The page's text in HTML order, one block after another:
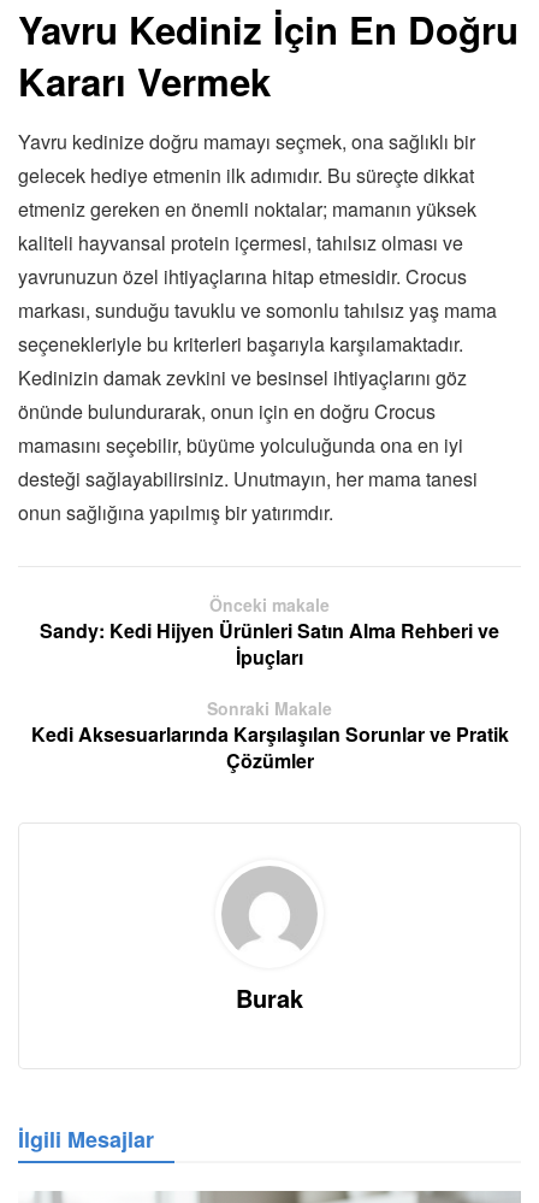
Yavru Kediniz İçin En Doğru
Kararı Vermek
Yavru kedinize doğru mamayı seçmek, ona sağlıklı bir
gelecek hediye etmenin ilk adımıdır. Bu süreçte dikkat
etmeniz gereken en önemli noktalar; mamanın yüksek
kaliteli hayvansal protein içermesi, tahılsız olması ve
yavrunuzun özel ihtiyaçlarına hitap etmesidir. Crocus
markası, sunduğu tavuklu ve somonlu tahılsız yaş mama
seçenekleriyle bu kriterleri başarıyla karşılamaktadır.
Kedinizin damak zevkini ve besinsel ihtiyaçlarını göz
önünde bulundurarak, onun için en doğru Crocus
mamasını seçebilir, büyüme yolculuğunda ona en iyi
desteği sağlayabilirsiniz. Unutmayın, her mama tanesi
onun sağlığına yapılmış bir yatırımdır.
Önceki makale
Sandy: Kedi Hijyen Ürünleri Satın Alma Rehberi ve
İpuçları
Sonraki Makale
Kedi Aksesuarlarında Karşılaşılan Sorunlar ve Pratik
Çözümler
Burak
İlgili Mesajlar